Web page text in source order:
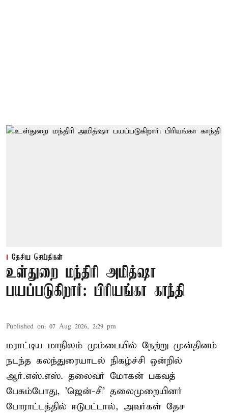
தேசிய செய்திகள்
உள்துறை மந்திரி அமித்ஷா
பயப்படுகிறார்: பிரியங்கா காந்தி
Published on: 07 Aug 2026, 2:29 pm
மராட்டிய மாநிலம் மும்பையில் நேற்று முன்தினம்
நடந்த கலந்துரையாடல் நிகழ்ச்சி ஒன்றில்
ஆர்.எஸ்.எஸ். தலைவர் மோகன் பகவத்
பேசும்போது, 'ஜென்-சி' தலைமுறையினர்
போராட்டத்தில் ஈடுபட்டால், அவர்கள் தேச